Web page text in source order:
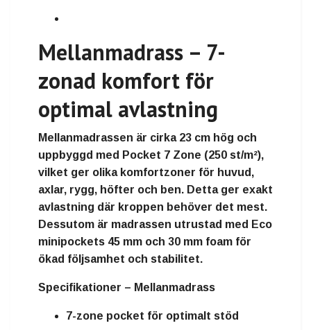
Mellanmadrass – 7-
zonad komfort för
optimal avlastning
Mellanmadrassen är cirka 23 cm hög och
uppbyggd med Pocket 7 Zone (250 st/m²),
vilket ger olika komfortzoner för huvud,
axlar, rygg, höfter och ben. Detta ger exakt
avlastning där kroppen behöver det mest.
Dessutom är madrassen utrustad med Eco
minipockets 45 mm och 30 mm foam för
ökad följsamhet och stabilitet.
Specifikationer – Mellanmadrass
7-zone pocket för optimalt stöd